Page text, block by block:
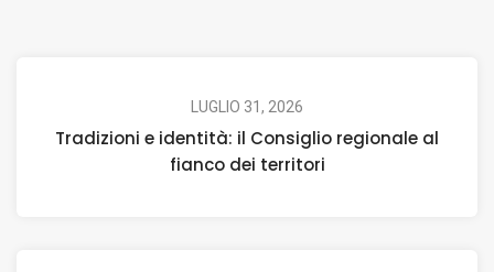
LUGLIO 31, 2026
Tradizioni e identità: il Consiglio regionale al
fianco dei territori